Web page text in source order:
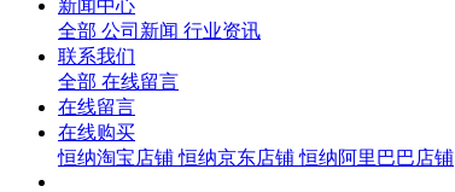
新闻中心
全部 公司新闻 行业资讯
联系我们
全部 在线留言
在线留言
在线购买
恒纳淘宝店铺 恒纳京东店铺 恒纳阿里巴巴店铺